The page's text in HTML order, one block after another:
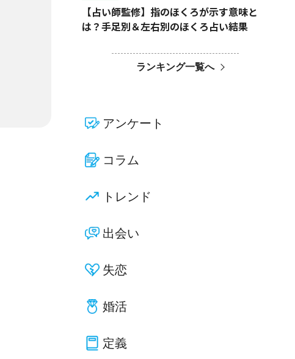
【占い師監修】指のほくろが示す意味と
は？手足別＆左右別のほくろ占い結果
ランキング一覧へ
アンケート
コラム
トレンド
出会い
失恋
婚活
定義